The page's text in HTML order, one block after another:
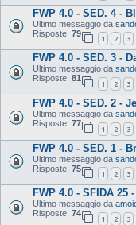
FWP 4.0 - SED. 4 -
Ultimo messaggio da
Risposte: 79
1 2 3
FWP 4.0 - SED. 3 -
Ultimo messaggio da
Risposte: 81
1 2 3
FWP 4.0 - SED. 2 -
Ultimo messaggio da
Risposte: 77
1 2 3
FWP 4.0 - SED. 1 -
Ultimo messaggio da
Risposte: 75
1 2 3
FWP 4.0 - SFIDA 25
Ultimo messaggio da
Risposte: 74
1 2 3